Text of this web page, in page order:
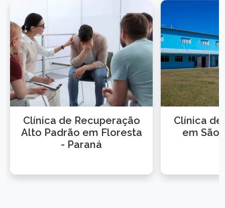
Clínica de Recuperação
Alto Padrão em Floresta
- Paraná
Clínica
em São